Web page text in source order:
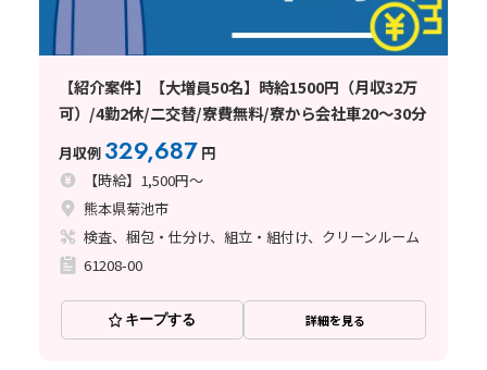
【紹介案件】【大増員50名】時給1500円（月収32万
可）/4勤2休/二交替/寮費無料/寮から会社車20～30分
月収例 329,687 円
【時給】1,500円～
熊本県菊池市
検査、梱包・仕分け、組立・組付け、クリーンルーム
61208-00
キープする 詳細を見る